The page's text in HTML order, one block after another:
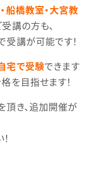
船橋教室・大宮教
講の方も、
講が可能です！
宅で受験できます
を目指せます！
頂き、追加開催が